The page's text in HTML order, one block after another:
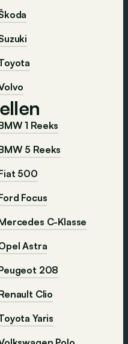
1 Reeks
5 Reeks
500
Focus
C-Klasse
Astra
208
Clio
Yaris